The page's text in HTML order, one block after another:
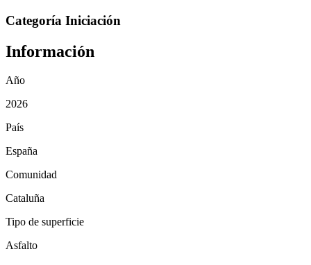
Categoría Iniciación
Información
Año
2026
País
España
Comunidad
Cataluña
Tipo de superficie
Asfalto